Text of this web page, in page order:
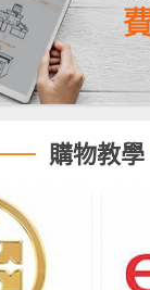
購物教學